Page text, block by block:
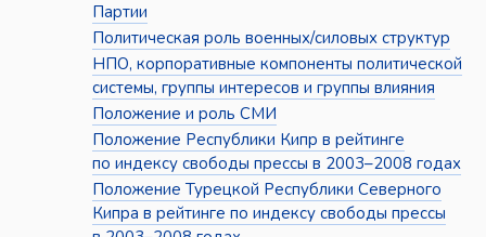
Партии
Политическая роль военных/силовых структур
НПО, корпоративные компоненты политической
системы, группы интересов и группы влияния
Положение и роль СМИ
Положение Республики Кипр в рейтинге
по индексу свободы прессы в 2003–2008 годах
Положение Турецкой Республики Северного
Кипра в рейтинге по индексу свободы прессы